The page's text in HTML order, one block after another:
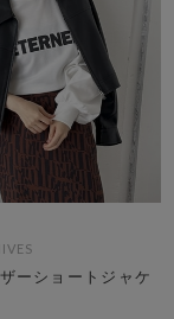
ーショートジャケ